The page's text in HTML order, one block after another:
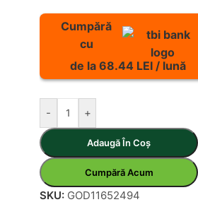
Cumpără
cu
de la 68.44 LEI / lună
- +
Adaugă În Coș
Cumpără Acum
SKU: GOD11652494